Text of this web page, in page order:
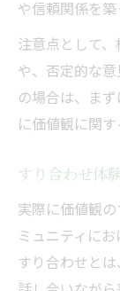
や信頼関係を築
注意点として
や、否定的な
の場合は、ま
に価値観に関
すり合わせ体
実際に価値観
ミュニティに
すり合わせと